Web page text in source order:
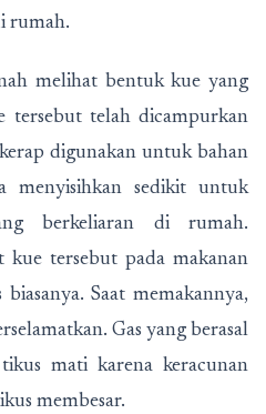
rumah.
bentuk kue yang
tersebut telah dicampurkan
digunakan untuk bahan
menyisihkan sedikit untuk
berkeliaran di rumah.
kue tersebut pada makanan
Saat memakannya,
Gas yang berasal
mati karena keracunan
membesar.